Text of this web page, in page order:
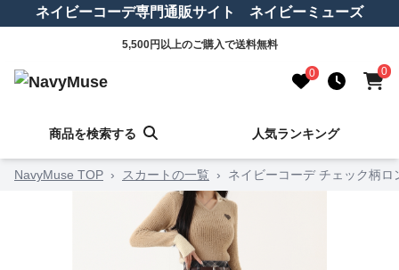
ネイビーコーデ専門通販サイト ネイビーミューズ
5,500円以上のご購入で送料無料
0 0
商品を検索する 人気ランキング
NavyMuse TOP › スカートの一覧 › ネイビーコーデ チェック柄ロ